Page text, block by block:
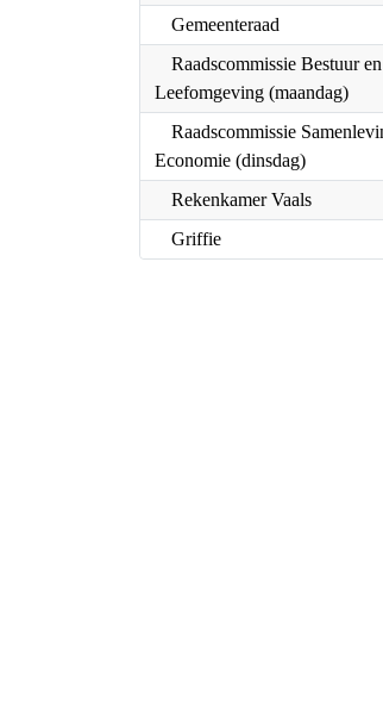
Gemeenteraad
Leefomgeving (maandag)
Economie (dinsdag)
Rekenkamer Vaals
Griffie